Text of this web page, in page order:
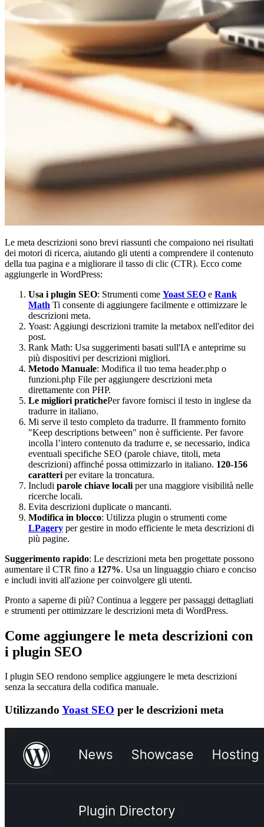
Le meta descrizioni sono brevi riassunti che compaiono nei risultati
dei motori di ricerca, aiutando gli utenti a comprendere il contenuto
della tua pagina e a migliorare il tasso di clic (CTR). Ecco come
aggiungerle in WordPress:
Usa i plugin SEO: Strumenti come Yoast SEO e Rank
Math Ti consente di aggiungere facilmente e ottimizzare le
descrizioni meta.
Yoast: Aggiungi descrizioni tramite la metabox nell'editor dei
post.
Rank Math: Usa suggerimenti basati sull'IA e anteprime su
più dispositivi per descrizioni migliori.
Metodo Manuale: Modifica il tuo tema header.php o
funzioni.php File per aggiungere descrizioni meta
direttamente con PHP.
Le migliori pratichePer favore fornisci il testo in inglese da
tradurre in italiano.
Mi serve il testo completo da tradurre. Il frammento fornito
"Keep descriptions between" non è sufficiente. Per favore
incolla l’intero contenuto da tradurre e, se necessario, indica
eventuali specifiche SEO (parole chiave, titoli, meta
descrizioni) affinché possa ottimizzarlo in italiano. 120-156
caratteri per evitare la troncatura.
Includi parole chiave locali per una maggiore visibilità nelle
ricerche locali.
Evita descrizioni duplicate o mancanti.
Modifica in blocco: Utilizza plugin o strumenti come
LPagery per gestire in modo efficiente le meta descrizioni di
più pagine.
Suggerimento rapido: Le descrizioni meta ben progettate possono
aumentare il CTR fino a 127%. Usa un linguaggio chiaro e conciso
e includi inviti all'azione per coinvolgere gli utenti.
Pronto a saperne di più? Continua a leggere per passaggi dettagliati
e strumenti per ottimizzare le descrizioni meta di WordPress.
Come aggiungere le meta descrizioni con
i plugin SEO
I plugin SEO rendono semplice aggiungere le meta descrizioni
senza la seccatura della codifica manuale.
Utilizzando Yoast SEO per le descrizioni meta